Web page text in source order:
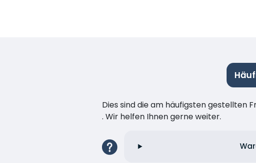
Dies sind die am häufigsten gestellten
. Wir helfen Ihnen gerne weiter.